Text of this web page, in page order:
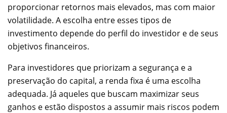
proporcionar retornos mais elevados, mas com maior
volatilidade. A escolha entre esses tipos de
investimento depende do perfil do investidor e de seus
objetivos financeiros.
Para investidores que priorizam a segurança e a
preservação do capital, a renda fixa é uma escolha
adequada. Já aqueles que buscam maximizar seus
ganhos e estão dispostos a assumir mais riscos podem